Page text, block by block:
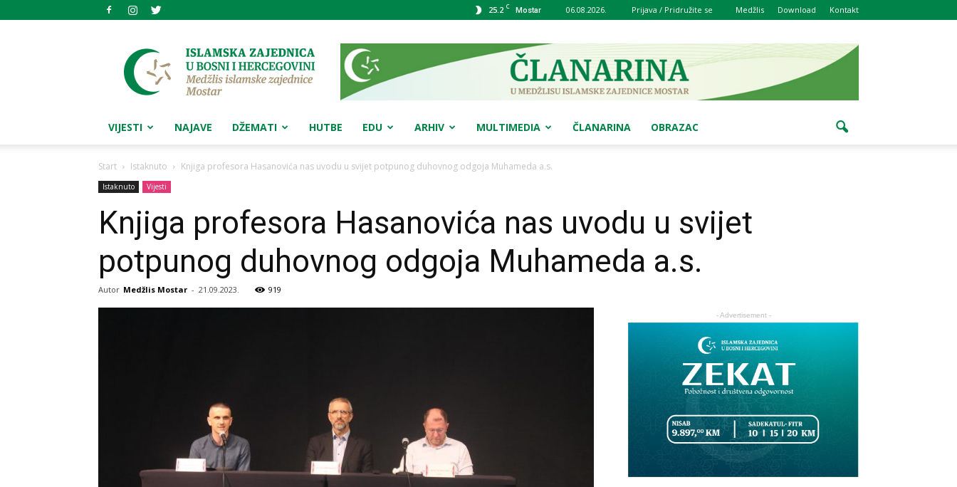
25.2 C Mostar 06.08.2026. Prijava / Pridružite se Medžlis Download Kontakt
Medžlis
islamske
zajednice
Mostar
VIJESTI NAJAVE DŽEMATI HUTBE EDU ARHIV MULTIMEDIA ČLANARINA OBRAZAC
Start Istaknuto Knjiga profesora Hasanovića nas uvodu u svijet potpunog duhovnog odgoja Muhameda a.s.
Istaknuto Vijesti
Knjiga profesora Hasanovića nas uvodu u svijet
potpunog duhovnog odgoja Muhameda a.s.
Autor Medžlis Mostar - 21.09.2023. 919
- Advertisement -